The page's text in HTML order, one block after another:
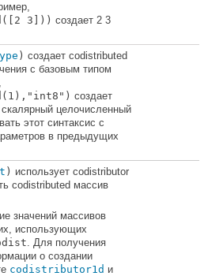
3])) создает 2 3
) создает codistributed
с базовым типом
создает
целочисленный
этот синтаксис с
в предыдущих
) использует codistributor
codistributed массив
значений массивов
использующих
. Для получения
о создании
codistributor1d и